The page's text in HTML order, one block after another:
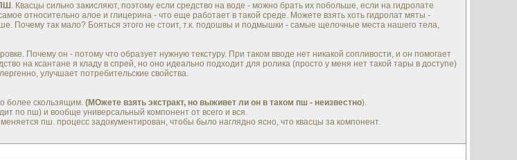
. Квасцы сильно закисляют, поэтому если средство на воде - можно брать их побольше, если на гидролате
относительно алое и глицерина - что еще работает в такой среде. Можете взять хоть гидролат мяты -
Почему так мало? Бояться этого не стоит, т.к. подошвы и подмышки - самые щелочные места нашего тела,
Почему он - потому что образует нужную текстуру. При таком вводе нет никакой сопливости, и он помогает
на ксантане я кладу в спрей, но оно идеально подходит для ролика (просто у меня нет такой тары в доступе)
улучшает потребительские свойства.
более скользящим.(МОжете взять экстракт, но выживет ли он в таком пш - неизвестно).
по пш) и вообще универсальный компонент от всего и вся.
пш. процесс задокументирован, чтобы было наглядно ясно, что квасцы за компонент.